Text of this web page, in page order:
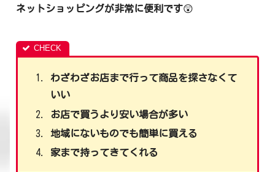
ネットショッピングが非常に便利です😲
わざわざお店まで行って商品を探さなくて
いい
お店で買うより安い場合が多い
地域にないものでも簡単に買える
家まで持ってきてくれる